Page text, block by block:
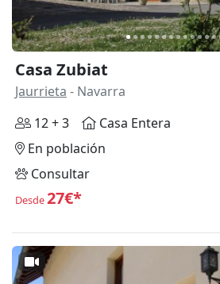
Casa Zubiat
Jaurrieta - Navarra
12 + 3
Casa Entera
En población
Consultar
Desde27€*